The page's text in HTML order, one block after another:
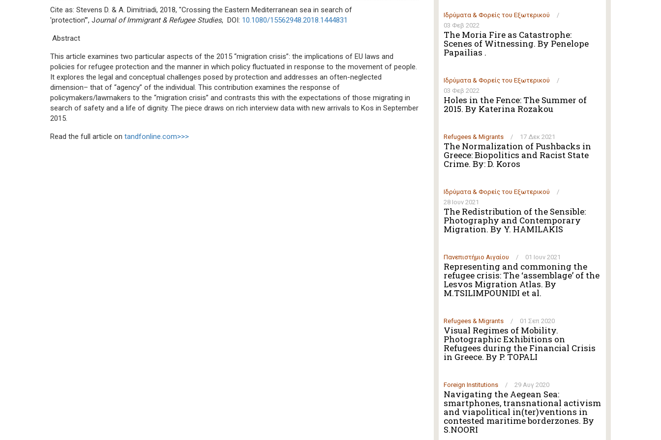
Cite as: Stevens D. & A. Dimitriadi, 2018, "Crossing the Eastern Mediterranean sea in search of
'protection'”, Journal of Immigrant & Refugee Studies, DOI: 10.1080/15562948.2018.1444831
Abstract
This article examines two particular aspects of the 2015 “migration crisis”: the implications of EU laws and
policies for refugee protection and the manner in which policy fluctuated in response to the movement of people.
It explores the legal and conceptual challenges posed by protection and addresses an often-neglected
dimension– that of “agency” of the individual. This contribution examines the response of
policymakers/lawmakers to the “migration crisis” and contrasts this with the expectations of those migrating in
search of safety and a life of dignity. The piece draws on rich interview data with new arrivals to Kos in September
2015.
Read the full article on tandfonline.com>>>
Ιδρύματα & Φορείς του Εξωτερικού
/
03 Φεβ 2022
The Moria Fire as Catastrophe:
Scenes of Witnessing. By Penelope
Papailias .
Ιδρύματα & Φορείς του Εξωτερικού
/
03 Φεβ 2022
Holes in the Fence: The Summer of
2015. By Katerina Rozakou
Refugees & Migrants / 17 Δεκ 2021
The Normalization of Pushbacks in
Greece: Biopolitics and Racist State
Crime. By: D. Koros
Ιδρύματα & Φορείς του Εξωτερικού
/
28 Ιουν 2021
The Redistribution of the Sensible:
Photography and Contemporary
Migration. By Y. HAMILAKIS
Πανεπιστήμιο Αιγαίου / 01 Ιουν 2021
Representing and commoning the
refugee crisis: The ‘assemblage’ of the
Lesvos Migration Atlas. By
M.TSILIMPOUNIDI et al.
Refugees & Migrants / 01 Σεπ 2020
Visual Regimes of Mobility.
Photographic Exhibitions on
Refugees during the Financial Crisis
in Greece. By P. TOPALI
Foreign Institutions / 29 Αυγ 2020
Navigating the Aegean Sea:
smartphones, transnational activism
and viapolitical in(ter)ventions in
contested maritime borderzones. By
S.NOORI